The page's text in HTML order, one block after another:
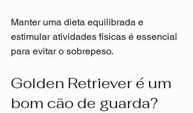
Manter uma dieta equilibrada e
estimular atividades físicas é essencial
para evitar o sobrepeso.
Golden Retriever é um
bom cão de guarda?